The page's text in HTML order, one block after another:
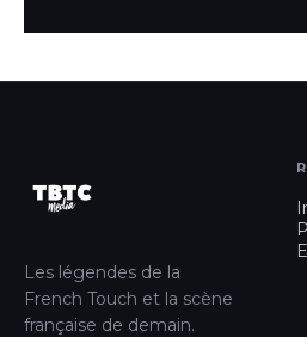
Les légendes de la
French Touch et la scène
française de demain.